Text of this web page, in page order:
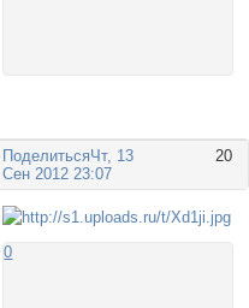
Поделиться 20
Чт, 13
Сен 2012 23:07
0